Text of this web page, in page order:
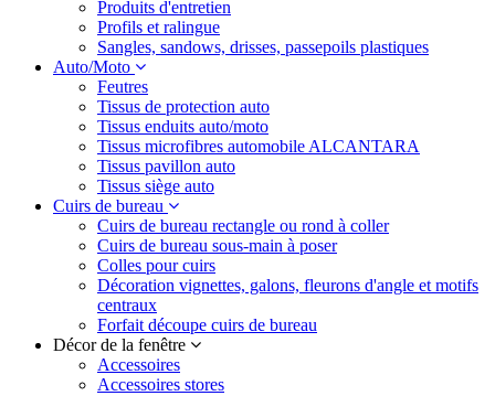
Produits d'entretien
Profils et ralingue
Sangles, sandows, drisses, passepoils plastiques
Auto/Moto
Feutres
Tissus de protection auto
Tissus enduits auto/moto
Tissus microfibres automobile ALCANTARA
Tissus pavillon auto
Tissus siège auto
Cuirs de bureau
Cuirs de bureau rectangle ou rond à coller
Cuirs de bureau sous-main à poser
Colles pour cuirs
Décoration vignettes, galons, fleurons d'angle et motifs
centraux
Forfait découpe cuirs de bureau
Décor de la fenêtre
Accessoires
Accessoires stores